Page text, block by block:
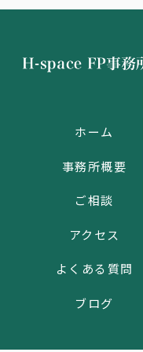
ホーム
事務所概要
ご相談
アクセス
よくある質問
ブログ